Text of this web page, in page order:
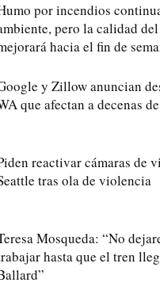
por incendios
pero la calidad
hacia el fin de
y Zillow anuncian
que afectan a decenas
reactivar cámaras de
tras ola de violencia
Mosqueda: “No
hasta que el tren